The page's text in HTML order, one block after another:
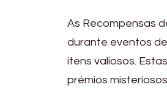
As Recompensas
durante eventos
itens valiosos.
prémios